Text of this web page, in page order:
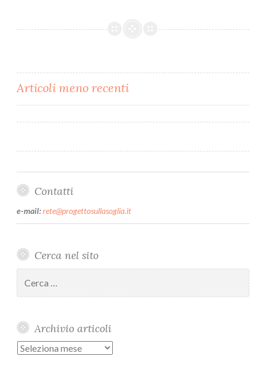
Articoli meno recenti
Contatti
e-mail:rete@progettosullasoglia.it
Cerca nel sito
per:
Archivio articoli
Archivio